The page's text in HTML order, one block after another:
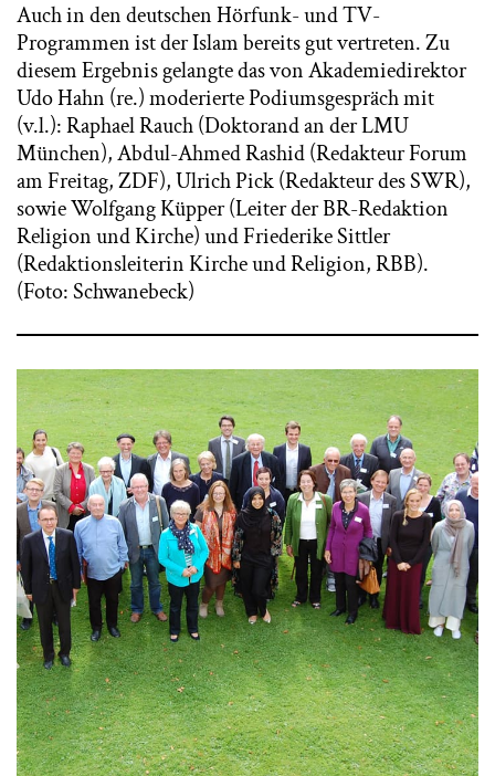
Auch in den deutschen Hörfunk- und TV-
Programmen ist der Islam bereits gut vertreten. Zu
diesem Ergebnis gelangte das von Akademiedirektor
Udo Hahn (re.) moderierte Podiumsgespräch mit
(v.l.): Raphael Rauch (Doktorand an der LMU
München), Abdul-Ahmed Rashid (Redakteur Forum
am Freitag, ZDF), Ulrich Pick (Redakteur des SWR),
sowie Wolfgang Küpper (Leiter der BR-Redaktion
Religion und Kirche) und Friederike Sittler
(Redaktionsleiterin Kirche und Religion, RBB).
(Foto: Schwanebeck)